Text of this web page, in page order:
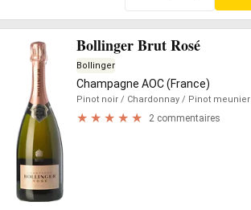
Bollinger Brut Rosé
Bollinger
Champagne AOC (France)
Pinot noir / Chardonnay / Pinot meunier
2 commentaires